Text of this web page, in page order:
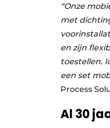
“Onze
met
en zijn
toestellen.
een set
Process
Al 30